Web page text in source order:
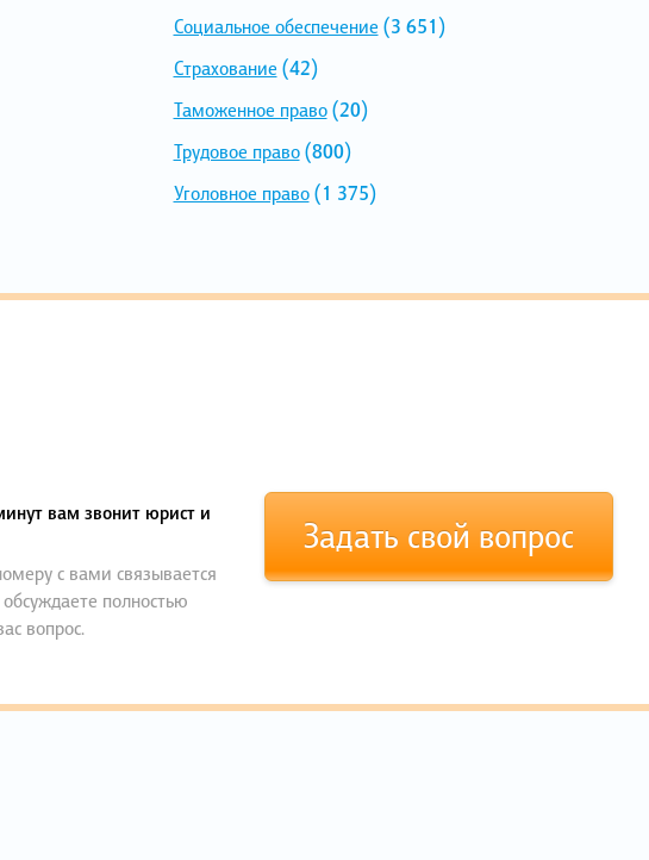
Социальное обеспечение (3 651)
Страхование (42)
Таможенное право(20)
Трудовое право(800)
Уголовное право(1 375)
вам звонит юрист и
с вами связывается
полностью
вопрос.
Задать свой вопрос